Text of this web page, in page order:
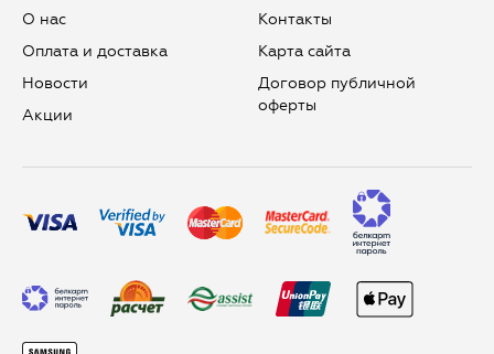
О нас
Оплата и доставка
Новости
Aкции
Контакты
Карта сайта
Договор публичной
оферты